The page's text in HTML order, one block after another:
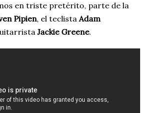
en triste pretérito, parte de la
Pipien, el teclistaAdam
Jackie Greene.